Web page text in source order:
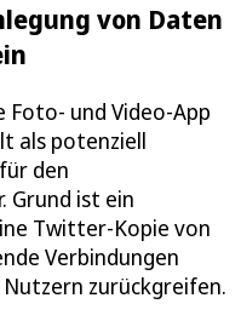
von Daten
und Video-App
als potenziell
den
Grund ist ein
Twitter-Kopie von
Verbindungen
zurückgreifen.